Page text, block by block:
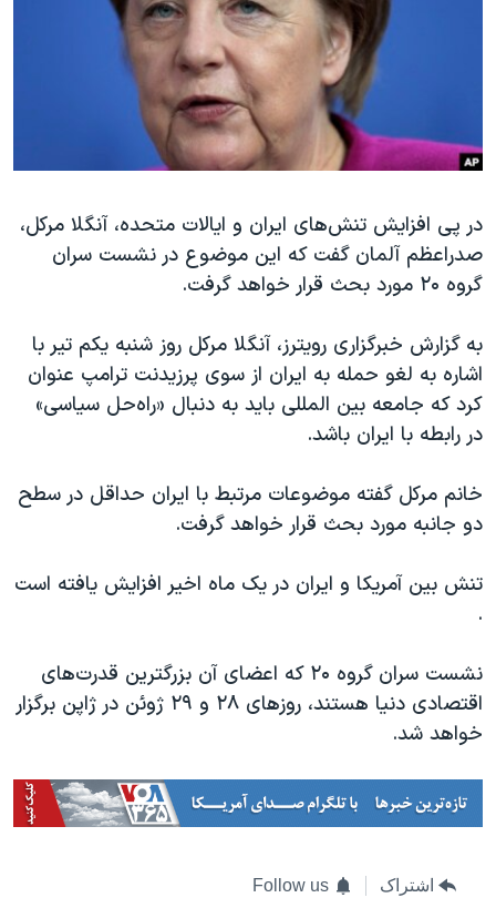
فرهنگ و زندگی
حقوق شهروندی
علم و فناوری
گالری عکس
آرشیو پخش زنده
انتخابات ریاست جمهوری آمریکا ۲۰۲۴
حمله جمهوری اسلامی به اسرائیل
رمز مهسا
اعتراضات زن، زندگی، آزادی
مجموعه مستندهای دادخواهی
تریبونال مردمی آبان ۹۸
دادگاه حمید نوری
چهل سال گروگان‌گیری
قانون شفافیت دارائی کادر رهبری ایران
اسرائیل در جنگ
نرگس محمدی برنده جایزه نوبل صلح
همایش محافظه‌کاران آمریکا «سی‌پک»
سفر پرزیدنت ترامپ به چین
زبانهای مختلف
در پی افزایش تنش‌های ایران و ایالات متحده، آنگلا مرکل،
صدراعظم آلمان گفت که این موضوع در نشست سران
گروه ۲۰ مورد بحث قرار خواهد گرفت.
به گزارش خبرگزاری رویترز، آنگلا مرکل روز شنبه یکم تیر با
اشاره به لغو حمله به ایران از سوی پرزیدنت ترامپ عنوان
کرد که جامعه بین المللی باید به دنبال «راه‌حل سیاسی»
در رابطه با ایران باشد.
خانم مرکل گفته موضوعات مرتبط با ایران حداقل در سطح
دو جانبه مورد بحث قرار خواهد گرفت.
تنش بین آمریکا و ایران در یک ماه اخیر افزایش یافته است
.
نشست سران گروه ۲۰ که اعضای آن بزرگترین قدرت‌های
اقتصادی دنیا هستند، روزهای ۲۸ و ۲۹ ژوئن در ژاپن برگزار
خواهد شد.
اشتراک Follow us